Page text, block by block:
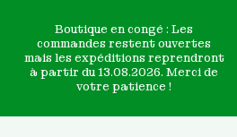
Boutique en congé : Les
commandes restent ouvertes
mais les expéditions reprendront
à partir du 13.08.2026. Merci de
votre patience !